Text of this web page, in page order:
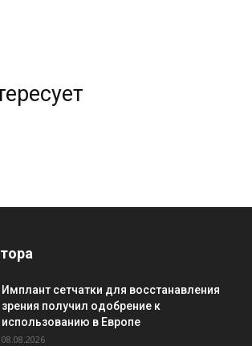
Имплант сетчатки для восстанавления
зрения получил одобрение к
использованию в Европе
08.08.2026